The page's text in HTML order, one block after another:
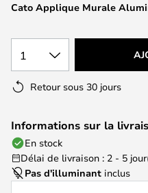
gallery
Cato Applique Murale
1
Retour sous 30 jours
Informations sur la
En stock
Délai de livraison : 2 - 5
Pas d'illuminant inclus